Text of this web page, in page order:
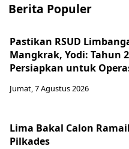
Berita Populer
Pastikan RSUD
Mangkrak, Yodi: Tahun
Persiapkan untuk
Jumat, 7 Agustus 2026
Lima Bakal Calon
Pilkades